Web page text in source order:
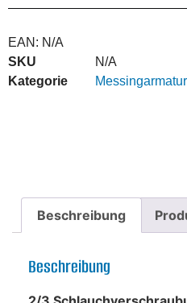
EAN: N/A
SKU
N/A
Kategorie
Beschreibung
Beschreibung